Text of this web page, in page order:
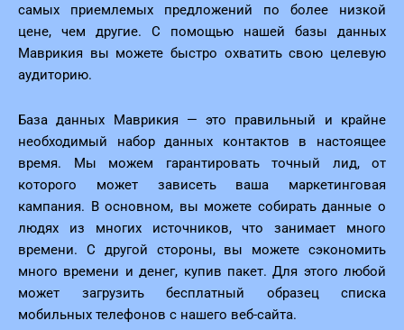
самых приемлемых предложений по более низкой
цене, чем другие. С помощью нашей базы данных
Маврикия вы можете быстро охватить свою целевую
аудиторию.
База данных Маврикия — это правильный и крайне
необходимый набор данных контактов в настоящее
время. Мы можем гарантировать точный лид, от
которого может зависеть ваша маркетинговая
кампания. В основном, вы можете собирать данные о
людях из многих источников, что занимает много
времени. С другой стороны, вы можете сэкономить
много времени и денег, купив пакет. Для этого любой
может загрузить бесплатный образец списка
мобильных телефонов с нашего веб-сайта.